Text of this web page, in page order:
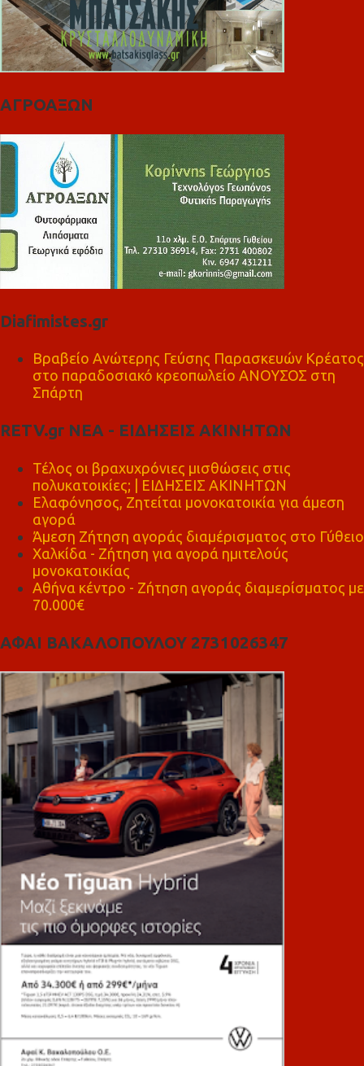
ΑΓΡΟΑΞΩΝ
Diafimistes.gr
Βραβείο Ανώτερης Γεύσης Παρασκευών Κρέατος
στο παραδοσιακό κρεοπωλείο ΑΝΟΥΣΟΣ στη
Σπάρτη
RETV.gr ΝΕΑ - ΕΙΔΗΣΕΙΣ ΑΚΙΝΗΤΩΝ
Τέλος οι βραχυχρόνιες μισθώσεις στις
πολυκατοικίες; | ΕΙΔΗΣΕΙΣ ΑΚΙΝΗΤΩΝ
Ελαφόνησος, Ζητείται μονοκατοικία για άμεση
αγορά
Άμεση Ζήτηση αγοράς διαμέρισματος στο Γύθειο
Χαλκίδα - Ζήτηση για αγορά ημιτελούς
μονοκατοικίας
Αθήνα κέντρο - Ζήτηση αγοράς διαμερίσματος με
70.000€
ΑΦΑΙ ΒΑΚΑΛΟΠΟΥΛΟΥ 2731026347